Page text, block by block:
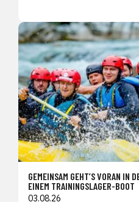
GEMEINSAM GEHT’S VORAN IN
EINEM TRAININGSLAGER-BOOT
03.08.26